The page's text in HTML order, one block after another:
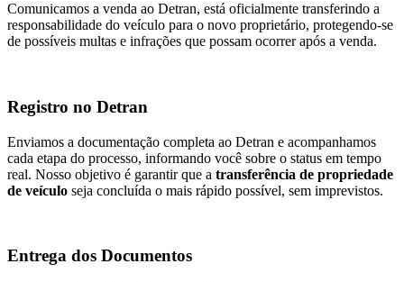
Comunicamos a venda ao Detran, está oficialmente transferindo a
responsabilidade do veículo para o novo proprietário, protegendo-se
de possíveis multas e infrações que possam ocorrer após a venda.
Registro no Detran
Enviamos a documentação completa ao Detran e acompanhamos
cada etapa do processo, informando você sobre o status em tempo
real. Nosso objetivo é garantir que a transferência de propriedade
de veículo seja concluída o mais rápido possível, sem imprevistos.
Entrega dos Documentos